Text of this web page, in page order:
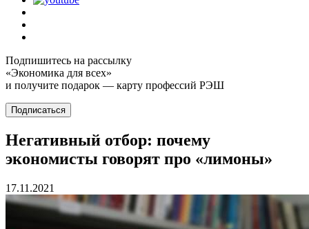
Подпишитесь на рассылку
«Экономика для всех»
и получите подарок — карту профессий РЭШ
Подписаться
Негативный отбор: почему
экономисты говорят про «лимоны»
17.11.2021